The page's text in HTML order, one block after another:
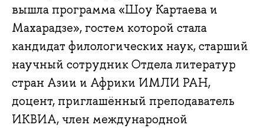
вышла программа «Шоу Картаева и
Махарадзе», гостем которой стала
кандидат филологических наук, старший
научный сотрудник Отдела литератур
стран Азии и Африки ИМЛИ РАН,
доцент, приглашённый преподаватель
ИКВИА, член международной